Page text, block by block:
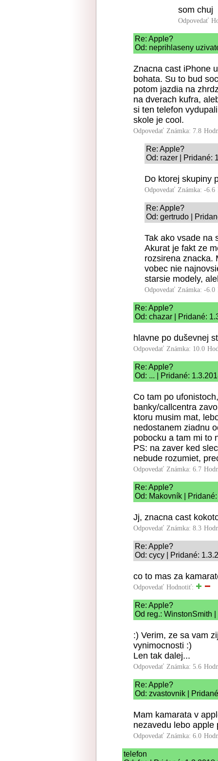
som chuj
Odpovedať
Re: Apple?
Od: neprihlaseny
Znacna cast iPhone
bohata. Su to bud
potom jazdia na
na dverach kufra,
si ten telefon
skole je cool.
Odpovedať Známka: 7.8
Re: Apple?
Od: razer | Pridané:
Do ktorej skupiny
Odpovedať Známka: -6.6
Re: Apple?
Od: gertrudo |
Tak ako vsade na
Akurat je fakt ze
rozsirena znacka.
vobec nie
starsie modely,
Odpovedať Známka: -6.0
Re: Apple?
Od: chazar | Pridané:
hlavne po duševnej
Odpovedať Známka: 10.0
Re: Apple?
Od: ... | Pridané:
Co tam po
banky/callcentra
ktoru musim mat,
nedostanem ziadnu
pobocku a tam mi to
PS: na zaver ked
nebude rozumiet,
Odpovedať Známka: 6.7
Re: Apple?
Od: Makovník |
Jj, znacna cast
Odpovedať Známka: 8.3
Re: Apple?
Od: cycy | Pridané:
co to mas za
Odpovedať Hodnotiť:
Re: Apple?
Od reg.: WinstonSmith
:) Verim, ze sa vam
vynimocnosti :)
Len tak dalej...
Odpovedať Známka: 5.6
Re: Apple?
Od: zvastovnik |
Mam kamarata v
nezavedu lebo apple
Odpovedať Známka: 6.0
telefon